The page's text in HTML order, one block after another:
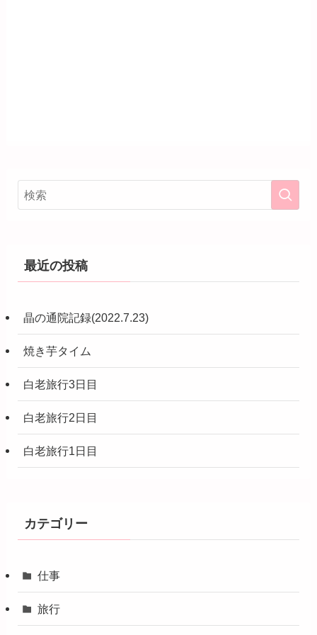
最近の投稿
晶の通院記録(2022.7.23)
焼き芋タイム
白老旅行3日目
白老旅行2日目
白老旅行1日目
カテゴリー
仕事
旅行